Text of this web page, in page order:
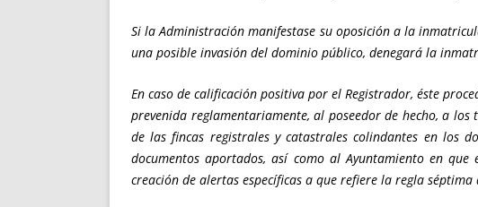
Si la Administración manifestase su oposición a la
una posible invasión del dominio público, denegará la
En caso de calificación positiva por el Registrador, éste
prevenida reglamentariamente, al poseedor de hecho, a
de las fincas registrales y catastrales colindantes en los
documentos aportados, así como al Ayuntamiento en
creación de alertas específicas a que refiere la regla